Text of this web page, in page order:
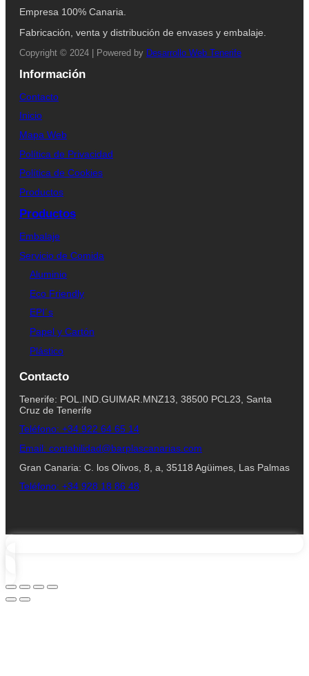
Empresa 100% Canaria.
Fabricación, venta y distribución de envases y embalaje.
Copyright © 2024 | Powered by Desarrollo Web Tenerife
Información
Contacto
Inicio
Mapa Web
Política de Privacidad
Política de Cookies
Productos
Productos
Embalaje
Servicio de Comida
Aluminio
Eco Friendly
EPI´s
Papel y Cartón
Plástico
Contacto
Tenerife: POL.IND.GUIMAR.MNZ13, 38500 PCL23, Santa
Cruz de Tenerife
Teléfono: +34 922 64 65 14
Email: contabilidad@barplascanarias.com
Gran Canaria: C. los Olivos, 8, a, 35118 Agüimes, Las Palmas
Teléfono: +34 928 18 86 48